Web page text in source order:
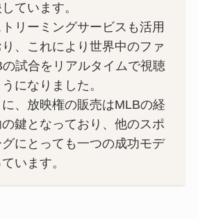
ています。
リーミングサービスも活用
、これにより世界中のファ
の試合をリアルタイムで視聴
になりました。
、放映権の販売はMLBの経
鍵となっており、他のスポ
にとっても一つの成功モデ
います。